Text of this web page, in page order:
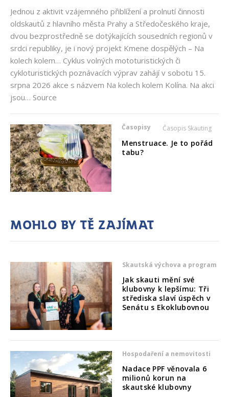
Jednou z aktivit vzájemného přiblížení a prolnutí činnosti
oldskautů z hlavního města Prahy a Středočeského kraje,
dvou bezprostředně se dotýkajících sousedních regionů v
srdci republiky, je i nový projekt Kmene dospělých – Na
kolech kolem… Cyklus volných mototuristických či
cykloturistických poznávacích výprav zahájí v sobotu 15.
srpna 2026 akce s názvem Na kolech kolem Kolína. Na akci
jsou… Source
Časopisy Časopis Skauting
Menstruace. Je to pořád
tabu?
Mohlo by tě zajímat
Skautská výchova a program
Jak skauti mění své
klubovny k lepšímu: Tři
střediska slaví úspěch v
Senátu s Ekoklubovnou
Hospodaření a nemovitosti
Nadace PPF věnovala 6
milionů korun na
skautské klubovny